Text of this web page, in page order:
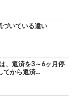
づいている違い
、返済を3～6ヶ月停
てから返済...